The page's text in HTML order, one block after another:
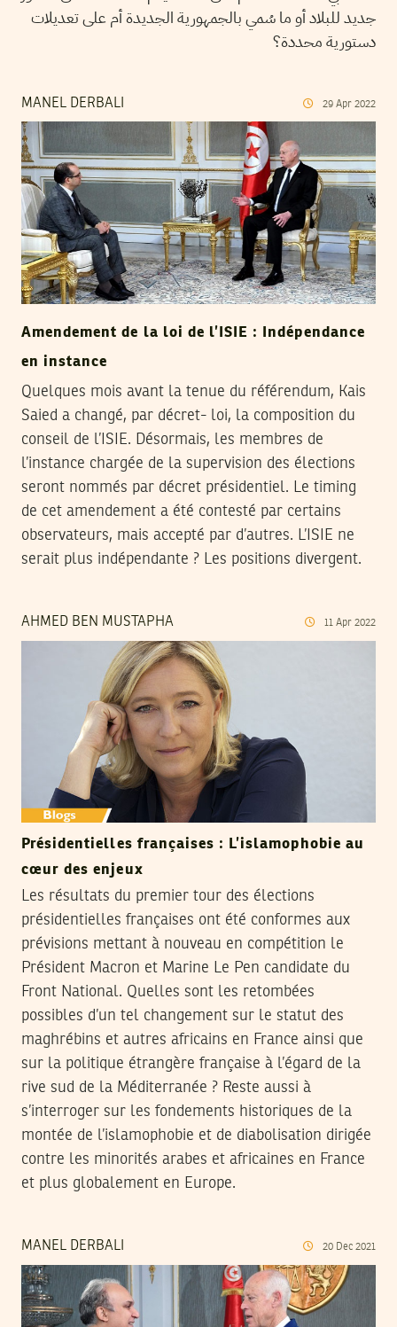
جديد للبلاد أو ما سُمي بالجمهورية الجديدة أم على تعديلات
دستورية محددة؟
MANEL DERBALI 29 Apr 2022
Amendement de la loi de l’ISIE : Indépendance
en instance
Quelques mois avant la tenue du référendum, Kais
Saied a changé, par décret- loi, la composition du
conseil de l’ISIE. Désormais, les membres de
l’instance chargée de la supervision des élections
seront nommés par décret présidentiel. Le timing
de cet amendement a été contesté par certains
observateurs, mais accepté par d’autres. L’ISIE ne
serait plus indépendante ? Les positions divergent.
AHMED BEN MUSTAPHA 11 Apr 2022
Présidentielles françaises : L’islamophobie au
cœur des enjeux
Les résultats du premier tour des élections
présidentielles françaises ont été conformes aux
prévisions mettant à nouveau en compétition le
Président Macron et Marine Le Pen candidate du
Front National. Quelles sont les retombées
possibles d’un tel changement sur le statut des
maghrébins et autres africains en France ainsi que
sur la politique étrangère française à l’égard de la
rive sud de la Méditerranée ? Reste aussi à
s’interroger sur les fondements historiques de la
montée de l’islamophobie et de diabolisation dirigée
contre les minorités arabes et africaines en France
et plus globalement en Europe.
MANEL DERBALI 20 Dec 2021